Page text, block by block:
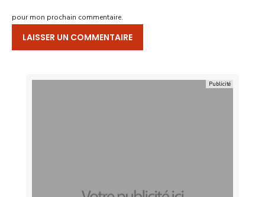
pour mon prochain commentaire.